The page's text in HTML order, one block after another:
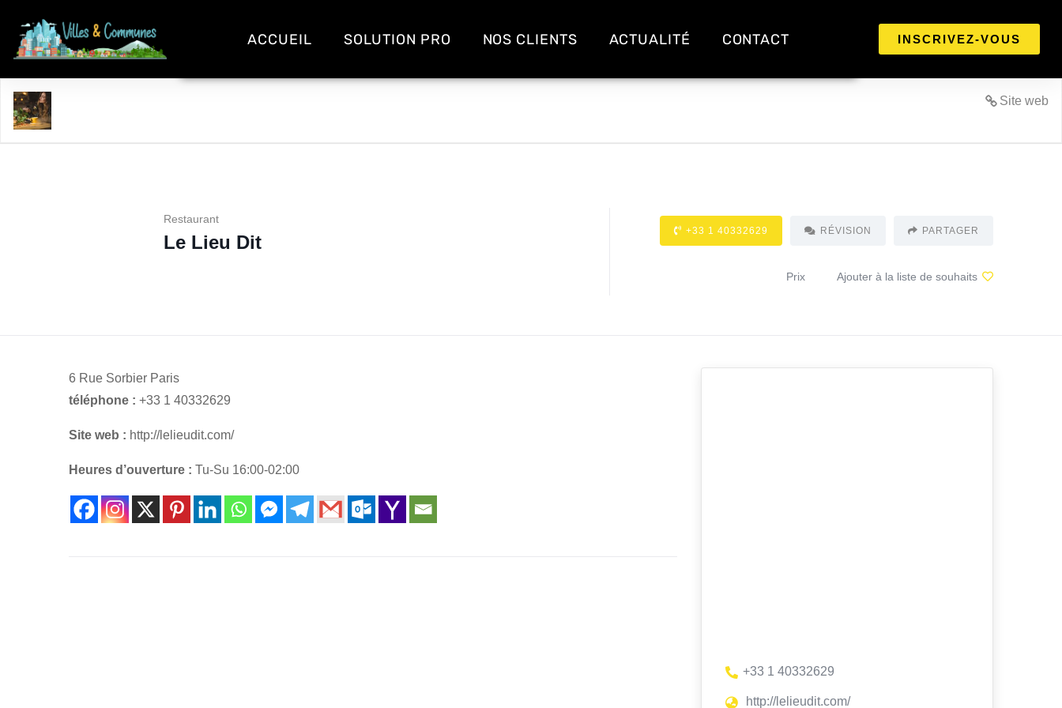
ACCUEIL SOLUTION PRO NOS CLIENTS ACTUALITÉ CONTACT INSCRIVEZ-VOUS
Site web
Restaurant
Le Lieu Dit
+33 1 40332629 RÉVISION PARTAGER
Prix Ajouter à la liste de souhaits
6 Rue Sorbier Paris
téléphone : +33 1 40332629
Site web : http://lelieudit.com/
Heures d’ouverture : Tu-Su 16:00-02:00
+33 1 40332629
http://lelieudit.com/